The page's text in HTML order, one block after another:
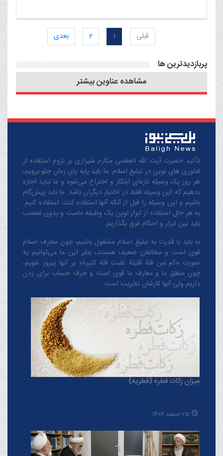
پیشرفت صنعت و تکنولوژی
در حکومت مهدوی/ پیشرفت
ظهور/ آرمان شهر مهدوی؛
الگوی انقلاب اسلامی در
تحقق عدالت اقتصادی است
منتشر شد
قبلی 1
2 بعدی
پربازدیدترین ها
مشاهده عناوین بیشتر
تأکید حضرت آیت الله العظمی مکارم شیرازی بر لزوم استفاده از
فناوری های نوین در تبلیغ اسلام: ما باید پابه پای زمان جلو برویم،
هر روز یک وسیله تازه‌ای ابتکار و اختراع می‌شود و ما نباید اجازه
بدهیم که این وسیله فقط در اختیار دیگران باشد. ما باید پیش‌گام
باشیم و این وسیله را قبل از آنکه آنها استفاده کنند، استفاده کنیم.
به هر حال استفاده از ابزار نوین یک وظیفه ماست و بدون تعصب
باید بین ابزار و احکام فرق بگذاریم.
ما باید با قدرت به تبلیغ اسلام مشغول باشیم، چون معارف اسلام
قوی است و مخالفان ضعیف هستند، بنابر این ما می‌توانیم به
صورت «کم من فئة قلیلة غلبت فئة کثیرة» بر آنها پیروز شویم،
چون منطق‌ ما و معارف ‌ما قوی است و حرف حساب برای زدن
داریم ولی آنها کارشان تخریب است.
میزان زکات فطره (فطریه)
25 اسفند 1404